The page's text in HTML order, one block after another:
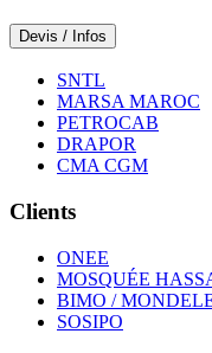
Devis / Infos
SNTL
MARSA MAROC
PETROCAB
DRAPOR
CMA CGM
Clients
ONEE
MOSQUÉE
BIMO /
SOSIPO